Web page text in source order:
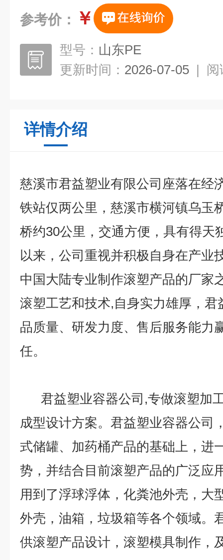
参考价： ￥
型号： 山东PE
更新时间： 2026-07-05 | 阅
详情介绍
慈溪市君益塑业有限公司座落在经
铁站仅两公里，慈溪市横河镇乌玉
桥约30公里，交通方便，具有得天
以来，公司重视并积极自身在产业
中国大陆专业制作滚塑产品的厂家
滚塑工艺和技术,自身实力雄厚，
品质量、研发力度、售后服务能力
任。
君益塑业容器公司,专做滚塑加
成型设计方案。君益塑业容器公司
式储罐、加药桶产品的基础上，进
势，并结合目前滚塑产品的广泛应
用到了浮球浮体，化粪池外壳，大
外壳，油箱，垃圾箱等各个领域。
供滚塑产品设计，滚塑模具制作，